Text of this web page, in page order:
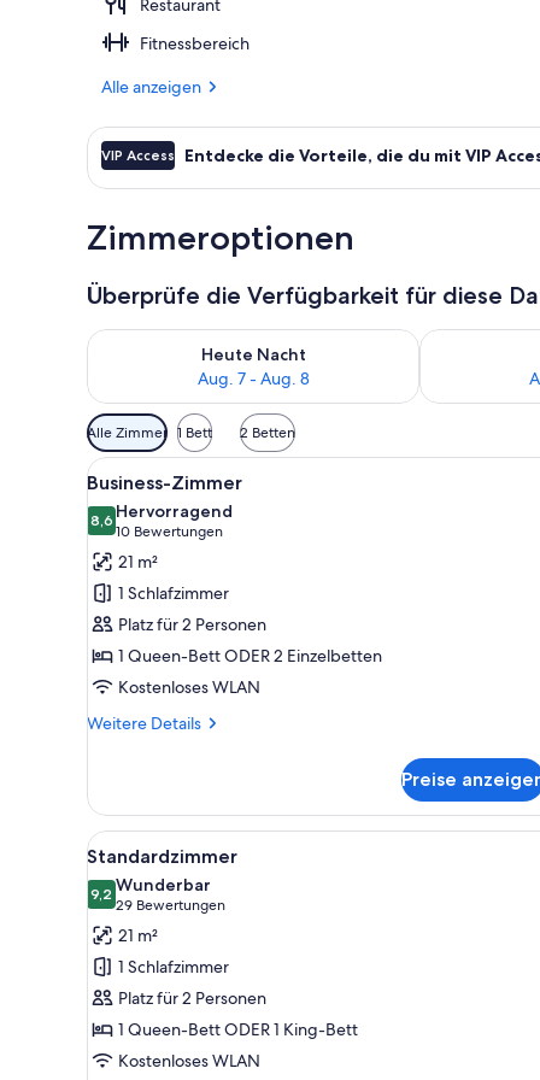
Restaurant
Fitnessbereich
Alle anzeigen
VIP Access Entdecke die Vorteile, die du mit VIP
Zimmeroptionen
Überprüfe die Verfügbarkeit für diese
Heute Nacht
Aug. 7 - Aug. 8
Überprüfe die Verfügbarkeit für heute Nacht, Aug. 7
Überprüfe
Verfügbare
Filter
für
Zimmer
Alle Zimmer 1 Bett 2 Betten
Alle
Fotos
für
Business-
Zimmer
anzeigen
Ein Hotelzimmer mit einem
5
Business-Zimmer
8,68,6 von 10
Hervorragend
10 Bewertungen
(10
Bewertungen)
21 m²
1 Schlafzimmer
Platz für 2 Personen
1 Queen-Bett ODER 2 Einzelbetten
Kostenloses WLAN
Weitere Details
Weitere
Zimmer
Preise
Alle
Fotos
für
Standardzimmer
anzeigen
Standardzimmer |
5
Standardzimmer
9,29,2 von 10
Wunderbar
29 Bewertungen
(29
Bewertungen)
21 m²
1 Schlafzimmer
Platz für 2 Personen
1 Queen-Bett ODER 1 King-Bett
Kostenloses WLAN